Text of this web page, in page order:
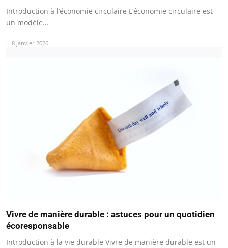
Introduction à l’économie circulaire L’économie circulaire est
un modèle…
8 janvier 2026
Vivre de manière durable : astuces pour un quotidien
écoresponsable
Introduction à la vie durable Vivre de manière durable est un